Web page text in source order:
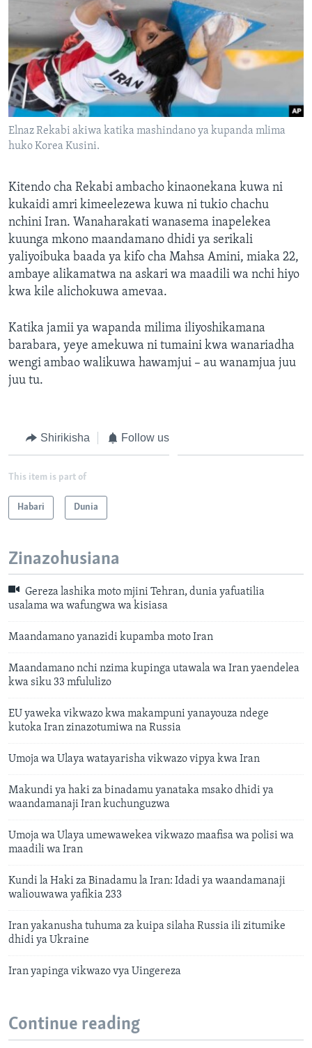
Elnaz Rekabi akiwa katika mashindano ya kupanda mlima
huko Korea Kusini.
Kitendo cha Rekabi ambacho kinaonekana kuwa ni
kukaidi amri kimeelezewa kuwa ni tukio chachu
nchini Iran. Wanaharakati wanasema inapelekea
kuunga mkono maandamano dhidi ya serikali
yaliyoibuka baada ya kifo cha Mahsa Amini, miaka 22,
ambaye alikamatwa na askari wa maadili wa nchi hiyo
kwa kile alichokuwa amevaa.
Katika jamii ya wapanda milima iliyoshikamana
barabara, yeye amekuwa ni tumaini kwa wanariadha
wengi ambao walikuwa hawamjui – au wanamjua juu
juu tu.
Shirikisha Follow us
This item is part of
Habari Dunia
Zinazohusiana
Gereza lashika moto mjini Tehran, dunia yafuatilia
usalama wa wafungwa wa kisiasa
Maandamano yanazidi kupamba moto Iran
Maandamano nchi nzima kupinga utawala wa Iran yaendelea
kwa siku 33 mfululizo
EU yaweka vikwazo kwa makampuni yanayouza ndege
kutoka Iran zinazotumiwa na Russia
Umoja wa Ulaya watayarisha vikwazo vipya kwa Iran
Makundi ya haki za binadamu yanataka msako dhidi ya
waandamanaji Iran kuchunguzwa
Umoja wa Ulaya umewawekea vikwazo maafisa wa polisi wa
maadili wa Iran
Kundi la Haki za Binadamu la Iran: Idadi ya waandamanaji
waliouwawa yafikia 233
Iran yakanusha tuhuma za kuipa silaha Russia ili zitumike
dhidi ya Ukraine
Iran yapinga vikwazo vya Uingereza
Continue reading